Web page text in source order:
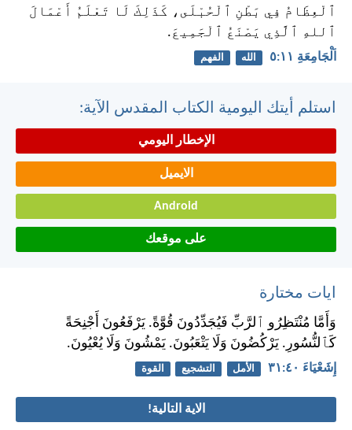
ٱلْعِظَامُ فِي بَطْنِ ٱلْحُبْلَى، كَذَلِكَ لَا تَعْلَمُ أَعْمَالَ
ٱللهِ ٱلَّذِي يَصْنَعُ ٱلْجَمِيعَ.
اَلْجَامِعَةِ ١١:‏٥ الله الفهم
استلم أيتك اليومية الكتاب المقدس الآية:
الإخطار اليومي
الايميل
Android
على موقعك
ايات مختارة
وَأَمَّا مُنْتَظِرُو ٱلرَّبِّ فَيُجَدِّدُونَ قُوَّةً. يَرْفَعُونَ أَجْنِحَةً
كَٱلنُّسُورِ. يَرْكُضُونَ وَلَا يَتْعَبُونَ. يَمْشُونَ وَلَا يُعْيُونَ.
إِشَعْيَاءَ ٤٠:‏٣١ الأمل التشجيع القوة
الاية التالية!